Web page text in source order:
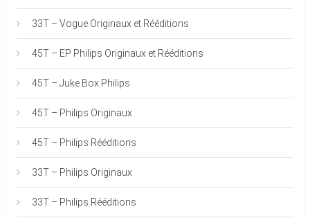
33T – Vogue Originaux et Rééditions
45T – EP Philips Originaux et Rééditions
45T – Juke Box Philips
45T – Philips Originaux
45T – Philips Rééditions
33T – Philips Originaux
33T – Philips Rééditions